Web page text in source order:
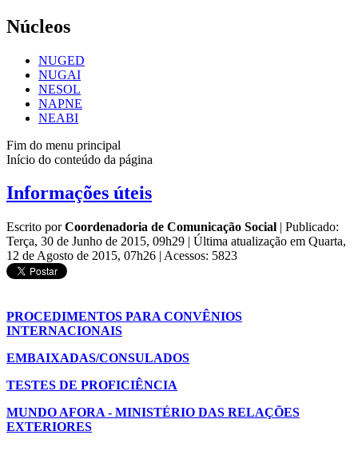
Núcleos
NUGED
NUGAI
NESOL
NAPNE
NEABI
Fim do menu principal
Início do conteúdo da página
Informações úteis
Escrito porCoordenadoria de Comunicação Social | Publicado:
Terça, 30 de Junho de 2015, 09h29 | Última atualização em Quarta,
12 de Agosto de 2015, 07h26 | Acessos: 5823
PROCEDIMENTOS PARA CONVÊNIOS
INTERNACIONAIS
EMBAIXADAS/CONSULADOS
TESTES DE PROFICIÊNCIA
MUNDO AFORA - MINISTÉRIO DAS RELAÇÕES
EXTERIORES